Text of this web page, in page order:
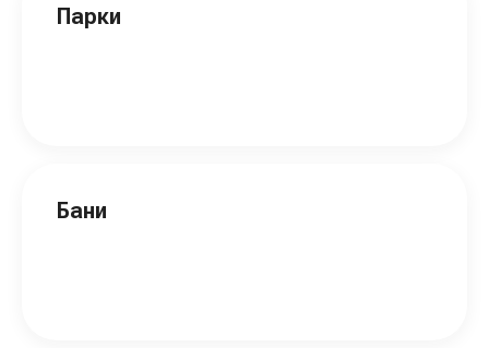
Парки
Бани